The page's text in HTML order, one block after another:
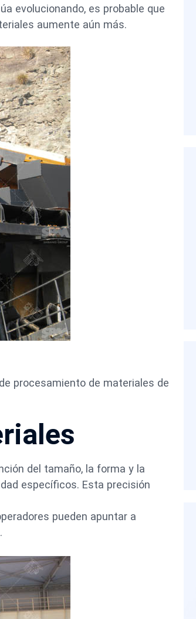
evolucionando, es probable que
aumente aún más.
procesamiento de materiales de
del tamaño, la forma y la
específicos. Esta precisión
pueden apuntar a